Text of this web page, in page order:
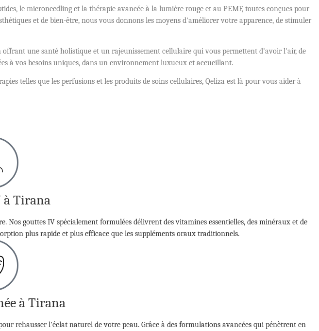
le microneedling et la thérapie avancée à la lumière rouge et au PEMF, toutes conçues pour
et de bien-être, nous vous donnons les moyens d'améliorer votre apparence, de stimuler
une santé holistique et un rajeunissement cellulaire qui vous permettent d'avoir l'air, de
à vos besoins uniques, dans un environnement luxueux et accueillant.
telles que les perfusions et les produits de soins cellulaires, Qeliza est là pour vous aider à
à Tirana
Nos gouttes IV spécialement formulées délivrent des vitamines essentielles, des minéraux et de
plus rapide et plus efficace que les suppléments oraux traditionnels.
à Tirana
rehausser l'éclat naturel de votre peau. Grâce à des formulations avancées qui pénètrent en